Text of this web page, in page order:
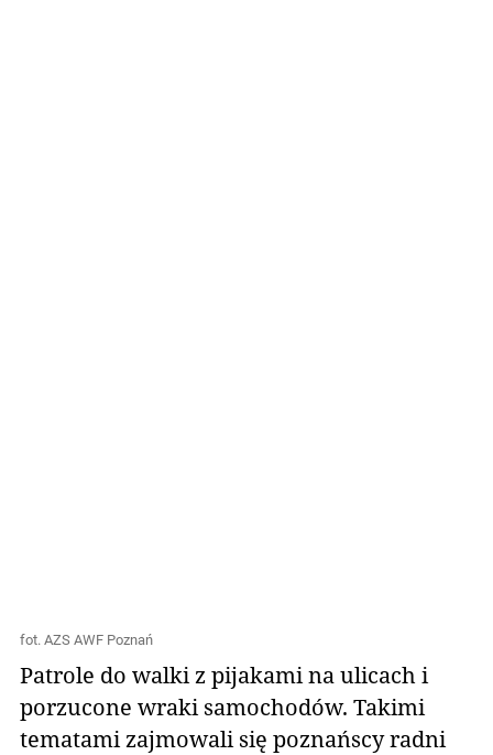
fot. AZS AWF Poznań
Patrole do walki z pijakami na ulicach i
porzucone wraki samochodów. Takimi
tematami zajmowali się poznańscy radni